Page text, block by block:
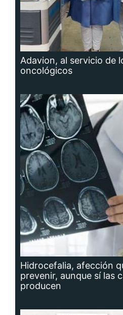
Adavion, al servicio de
oncológicos
Hidrocefalia, afección
prevenir, aunque sí las
producen